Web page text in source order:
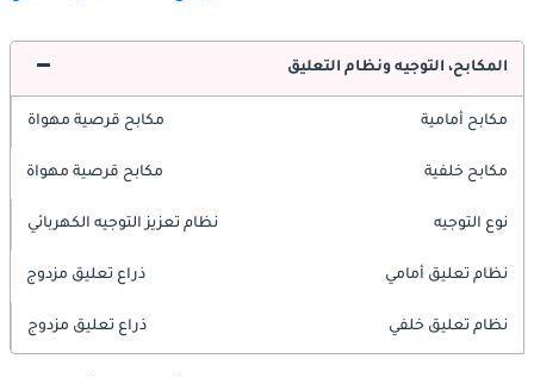
المكابح، التوجيه ونظام التعليق
مكابح أمامية مكابح قرصية مهواة
مكابح خلفية مكابح قرصية مهواة
نوع التوجيه نظام تعزيز التوجيه الكهربائي
نظام تعليق أمامي ذراع تعليق مزدوج
نظام تعليق خلفي ذراع تعليق مزدوج